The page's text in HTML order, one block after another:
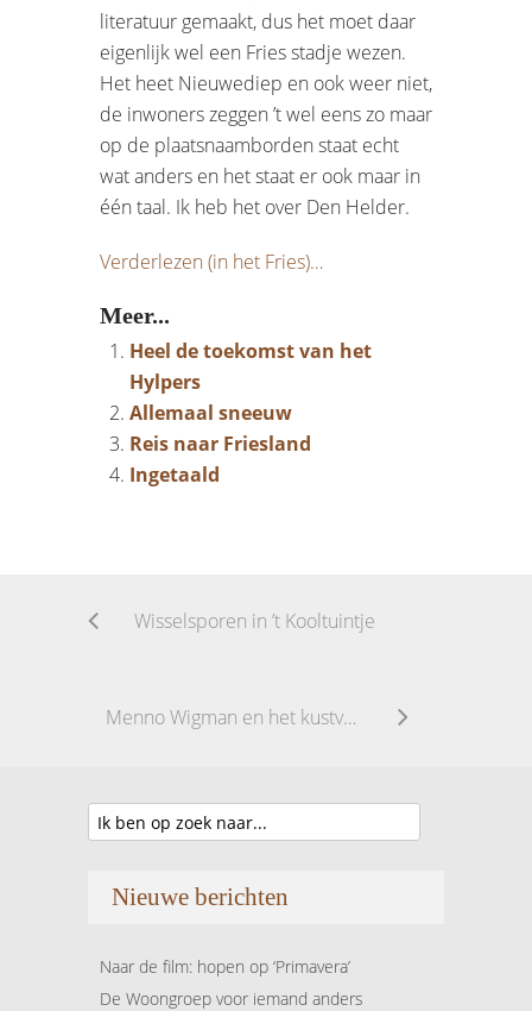
literatuur gemaakt, dus het moet daar
eigenlijk wel een Fries stadje wezen.
Het heet Nieuwediep en ook weer niet,
de inwoners zeggen ’t wel eens zo maar
op de plaatsnaamborden staat echt
wat anders en het staat er ook maar in
één taal. Ik heb het over Den Helder.
Verderlezen (in het Fries)…
Meer...
Heel de toekomst van het
Hylpers
Allemaal sneeuw
Reis naar Friesland
Ingetaald
Wisselsporen in ’t Kooltuintje
Menno Wigman en het kustvolk
Nieuwe berichten
Naar de film: hopen op ‘Primavera’
De Woongroep voor iemand anders